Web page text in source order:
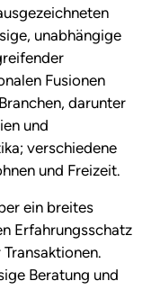
unabhängige
Fusionen
darunter
und
verschiedene
und Freizeit.
ein breites
Erfahrungsschatz
Beratung und